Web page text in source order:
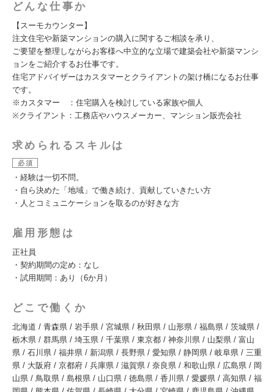
どんな仕事か
【スーモカウンター】
注文住宅や新築マンションの購入に関するご相談を承り、
ご要望を整理しながらお客様へ中立的な立場で建築会社や新築マンシ
ョンをご紹介するお仕事です。
住宅アドバイザーはカスタマーとクライアントの架け橋になるお仕事
です。
※カスタマー ：住宅購入を検討している家族や個人
※クライアント：工務店やハウスメーカー、マンション販売会社
求められるスキルは
必須
・経験は一切不問。
・自ら決めた「地域」で働き続け、貢献していきたい方
・人とコミュニケーションを取るのが好きな方
雇用形態は
正社員
・契約期間の定め：なし
・試用期間：あり（6か月）
どこで働くか
北海道 / 青森県 / 岩手県 / 宮城県 / 秋田県 / 山形県 / 福島県 / 茨城県 /
栃木県 / 群馬県 / 埼玉県 / 千葉県 / 東京都 / 神奈川県 / 山梨県 / 富山
県 / 石川県 / 福井県 / 新潟県 / 長野県 / 愛知県 / 静岡県 / 岐阜県 / 三重
県 / 大阪府 / 京都府 / 兵庫県 / 滋賀県 / 奈良県 / 和歌山県 / 広島県 / 岡
山県 / 鳥取県 / 島根県 / 山口県 / 徳島県 / 香川県 / 愛媛県 / 高知県 / 福